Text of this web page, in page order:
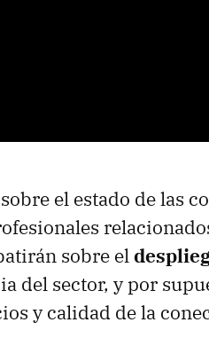
el estado de las
sobre el
del sector, y por
y calidad de la